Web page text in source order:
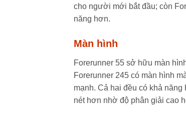
cho người mới bắt đầu; còn
năng hơn.
Màn hình
Forerunner 55 sở hữu màn
Forerunner 245 có màn hình
mạnh. Cả hai đều có khả
nét hơn nhờ độ phân giải cao